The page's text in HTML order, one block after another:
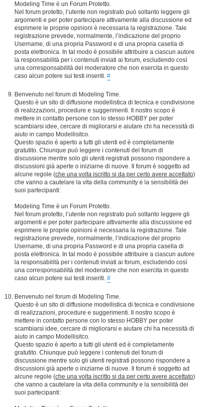
Modeling Time è un Forum Protetto.
Nel forum protetto, l’utente non registrato può soltanto leggere gli
argomenti e per poter partecipare attivamente alla discussione ed
esprimere le proprie opinioni è necessaria la registrazione. Tale
registrazione prevede, normalmente, l’indicazione del proprio
Username, di una propria Password e di una propria casella di
posta elettronica. In tal modo è possibile attribuire a ciascun autore
la responsabilità per i contenuti inviati ai forum, escludendo così
una corresponsabilità del moderatore che non esercita in questo
caso alcun potere sui testi inseriti. #
Benvenuto nel forum di Modeling Time.
Questo è un sito di diffusione modellistica di tecnica e condivisione
di realizzazioni, procedure e suggerimenti. Il nostro scopo è
mettere in contatto persone con lo stesso HOBBY per poter
scambiarsi idee, cercare di migliorarsi e aiutare chi ha necessità di
aiuto in campo Modellisitco.
Questo spazio è aperto a tutti gli utenti ed è completamente
gratutito. Chiunque può leggere i contenuti del forum di
discussione mentre solo gli utenti registrati possono rispondere a
discussioni già aperte o iniziarne di nuove. Il forum è soggetto ad
alcune regole (che una volta iscritto si da per certo avere accettato)
che vanno a cautelare la vita della community e la sensibilità dei
suoi partecipanti:
Modeling Time è un Forum Protetto.
Nel forum protetto, l’utente non registrato può soltanto leggere gli
argomenti e per poter partecipare attivamente alla discussione ed
esprimere le proprie opinioni è necessaria la registrazione. Tale
registrazione prevede, normalmente, l’indicazione del proprio
Username, di una propria Password e di una propria casella di
posta elettronica. In tal modo è possibile attribuire a ciascun autore
la responsabilità per i contenuti inviati ai forum, escludendo così
una corresponsabilità del moderatore che non esercita in questo
caso alcun potere sui testi inseriti. #
Benvenuto nel forum di Modeling Time.
Questo è un sito di diffusione modellistica di tecnica e condivisione
di realizzazioni, procedure e suggerimenti. Il nostro scopo è
mettere in contatto persone con lo stesso HOBBY per poter
scambiarsi idee, cercare di migliorarsi e aiutare chi ha necessità di
aiuto in campo Modellisitco.
Questo spazio è aperto a tutti gli utenti ed è completamente
gratutito. Chiunque può leggere i contenuti del forum di
discussione mentre solo gli utenti registrati possono rispondere a
discussioni già aperte o iniziarne di nuove. Il forum è soggetto ad
alcune regole (che una volta iscritto si da per certo avere accettato)
che vanno a cautelare la vita della community e la sensibilità dei
suoi partecipanti: